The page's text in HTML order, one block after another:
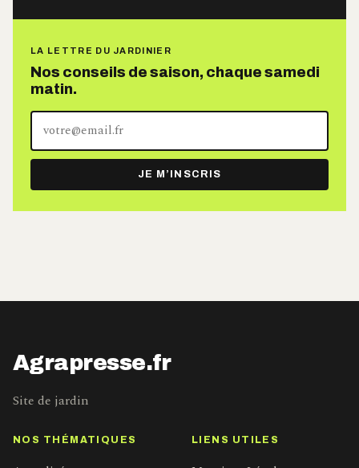
LA LETTRE DU JARDINIER
Nos conseils de saison, chaque samedi
matin.
Votre
adresse
e-
mail
JE M’INSCRIS
Agrapresse.fr
Site de jardin
NOS THÉMATIQUES LIENS UTILES